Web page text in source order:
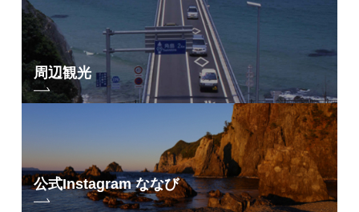
周辺観光
公式Instagram ななび